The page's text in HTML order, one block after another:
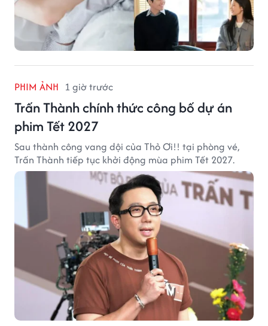
PHIM ẢNH 1 giờ trước
Trấn Thành chính thức công bố dự án
phim Tết 2027
Sau thành công vang dội của Thỏ Ơi!! tại phòng vé,
Trấn Thành tiếp tục khởi động mùa phim Tết 2027.